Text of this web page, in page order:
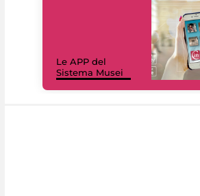
Le APP del
Sistema Musei